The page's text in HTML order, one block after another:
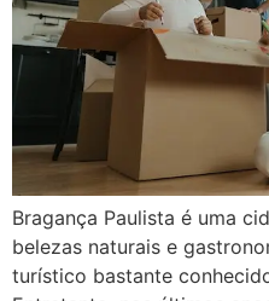
Bragança Paulista é uma
belezas naturais e
turístico bastante